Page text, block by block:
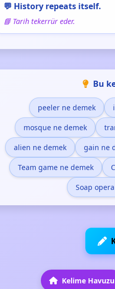
💬 History repeats itself.
📘 Tarih tekerrür eder.
Bu
peeler ne demek
mosque ne demek
alien ne demek gain ne
Team game ne demek
Soap
Kelime Havuzu